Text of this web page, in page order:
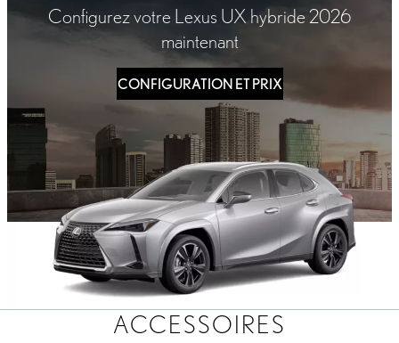
Configurez votre Lexus UX hybride 2026
maintenant
CONFIGURATION ET PRIX
ACCESSOIRES